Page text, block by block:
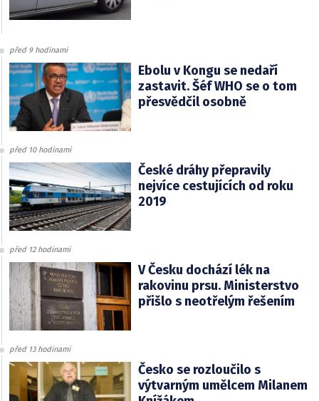
před 9 hodinami
Ebolu v Kongu se nedaří
zastavit. Šéf WHO se o tom
přesvědčil osobně
před 10 hodinami
České dráhy přepravily
nejvíce cestujících od roku
2019
před 12 hodinami
V Česku dochází lék na
rakovinu prsu. Ministerstvo
přišlo s neotřelým řešením
před 13 hodinami
Česko se rozloučilo s
výtvarným umělcem Milanem